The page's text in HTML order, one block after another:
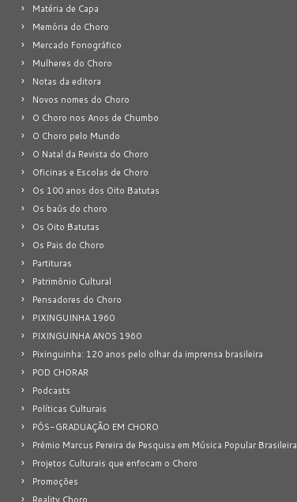
Matéria de Capa
Memória do Choro
Mercado Fonográfico
Mulheres do Choro
Notas da editora
Novos nomes do Choro
O Choro nos Anos de Chumbo
O Choro pelo Mundo
O Natal da Revista do Choro
Oficinas e Escolas de Choro
Os 100 anos dos Oito Batutas
Os baús do choro
Os Oito Batutas
Os Pais do Choro
Partituras
Patrimônio Cultural
Pensadores do Choro
PIXINGUINHA 1960
PIXINGUINHA ANOS 1960
Pixinguinha: 120 anos pelo olhar da imprensa brasileira
POD CHORAR
Podcasts
Políticas Culturais
PÓS-GRADUAÇÃO EM CHORO
Prêmio Marcus Pereira de Pesquisa em Música Popular Brasileira
Projetos Culturais que enfocam o Choro
Promoções
Reality Choro